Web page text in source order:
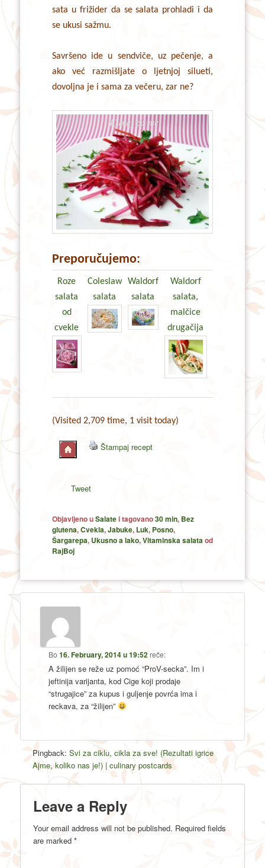
sata u frižider da se salata prohladi i da
se ukusi sažmu.
Savršeno ide u sendviče, uz pečenje, a
ako već razmišljate o ljetnjoj silueti,
dovoljna je i sama za večeru, zar ne?
Preporučujemo:
Roze
salata
od
cvekle
Coleslaw
salata
Waldorf
salata
Waldorf
salata,
malčice
drugačija
(Visited 2,709 time, 1 visit today)
Štampaj recept
Tweet
Objavljeno uSalatei tagovano30 min, Bez
glutena,Cvekla,Jabuke, Luk, Posno,
Šargarepa, Ukusno a lako,Vitaminska salataod
RajBoj
Bo 16. February, 2014 u 19:52reče:
A žilijen se reže uz pomoć “ProV-secka”. Im i
jeftinija varijanta, kod Cige koji prodaje
“strugajice” za kupus i guljenje povrća ima i
reckava, za “žilijen”
Pingback:Svi za ciklu, cikla za sve! (Rezultati igrice
Ajme, koliko nas je!) | culinary postcards
Leave a Reply
Your email address will not be published. Required fields
are marked*